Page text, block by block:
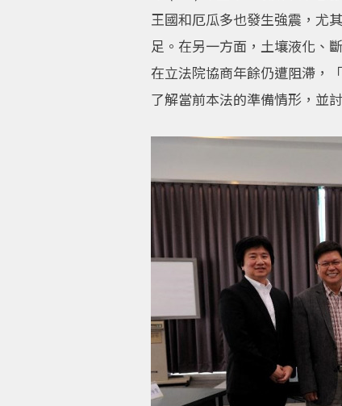
王國和厄瓜多也發生強震，尤
足。在另一方面，土壤液化、
在立法院協商年餘仍遭阻滯，
了解當前本法的準備情形，並